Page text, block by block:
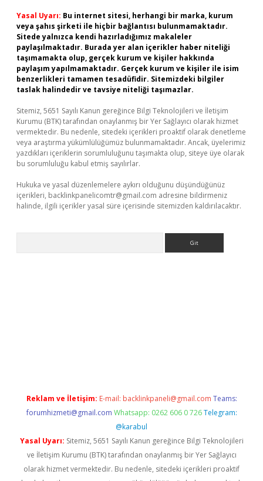
Yasal Uyarı: Bu internet sitesi, herhangi bir marka, kurum
veya şahıs şirketi ile hiçbir bağlantısı bulunmamaktadır.
Sitede yalnızca kendi hazırladığımız makaleler
paylaşılmaktadır. Burada yer alan içerikler haber niteliği
taşımamakta olup, gerçek kurum ve kişiler hakkında
paylaşım yapılmamaktadır. Gerçek kurum ve kişiler ile isim
benzerlikleri tamamen tesadüfidir. Sitemizdeki bilgiler
taslak halindedir ve tavsiye niteliği taşımazlar.
Sitemiz, 5651 Sayılı Kanun gereğince Bilgi Teknolojileri ve İletişim
Kurumu (BTK) tarafından onaylanmış bir Yer Sağlayıcı olarak hizmet
vermektedir. Bu nedenle, sitedeki içerikleri proaktif olarak denetleme
veya araştırma yükümlülüğümüz bulunmamaktadır. Ancak, üyelerimiz
yazdıkları içeriklerin sorumluluğunu taşımakta olup, siteye üye olarak
bu sorumluluğu kabul etmiş sayılırlar.
Hukuka ve yasal düzenlemelere aykırı olduğunu düşündüğünüz
içerikleri, backlinkpanelicomtr@gmail.com adresine bildirmeniz
halinde, ilgili içerikler yasal süre içerisinde sitemizden kaldırılacaktır.
Reklam ve İletişim: E-mail: backlinkpaneli@gmail.com Teams:
forumhizmeti@gmail.com Whatsapp: 0262 606 0 726 Telegram:
@karabul
Yasal Uyarı: Sitemiz, 5651 Sayılı Kanun gereğince Bilgi Teknolojileri
ve İletişim Kurumu (BTK) tarafından onaylanmış bir Yer Sağlayıcı
olarak hizmet vermektedir. Bu nedenle, sitedeki içerikleri proaktif